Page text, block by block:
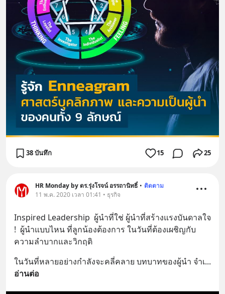
38 บันทึก 15 25
HR Monday by ดร.รุ่งโรจน์ อรรถานิทธิ์ • ติดตาม
11 พ.ค. 2020 เวลา 01:41 • ธุรกิจ
Inspired Leadership  ผู้นำที่ใช่ ผู้นำที่สร้างแรงบันดาลใจ
!  ผู้นำแบบไหน ที่ลูกน้องต้องการ ในวันที่ต้องเผชิญกับ
ความลำบากและวิกฤติ
ในวันที่หลายอย่างกำลังจะคลี่คลาย บทบาทของผู้นำ จำเ
อ่านต่อ